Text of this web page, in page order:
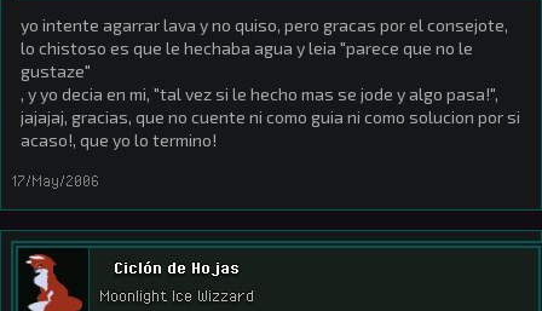
yo intente agarrar lava y no quiso, pero gracas por el consejote,
lo chistoso es que le hechaba agua y leia "parece que no le
gustaze"
, y yo decia en mi, "tal vez si le hecho mas se jode y algo pasa!",
jajajaj, gracias, que no cuente ni como guia ni como solucion por si
acaso!, que yo lo termino!
17/May/2006
Ciclón de Hojas
Moonlight Ice Wizzard